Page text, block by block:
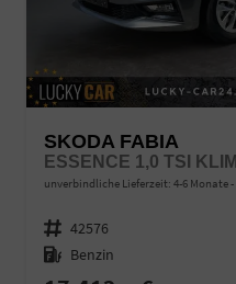
SKODA FABIA
unverbindliche Lieferzeit: 4-6 Monate
Fahrzeugnr. 42576
Kraftstoff Benzin